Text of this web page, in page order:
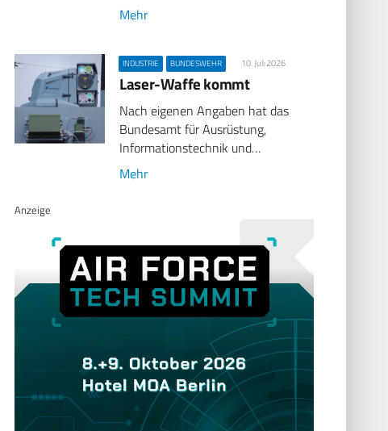
Mehr
INDUSTRIE BUNDESWEHR 10. Juli 2026
Laser-Waffe kommt
Nach eigenen Angaben hat das
Bundesamt für Ausrüstung,
Informationstechnik und…
Mehr
Anzeige